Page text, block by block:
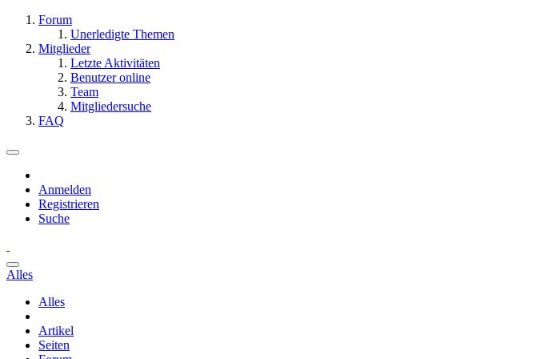
Forum
Unerledigte Themen
Mitglieder
Letzte Aktivitäten
Benutzer online
Team
Mitgliedersuche
FAQ
Anmelden
Registrieren
Suche
Alles
Alles
Artikel
Seiten